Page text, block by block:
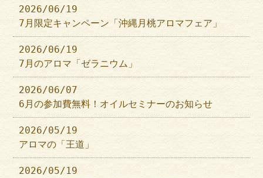
2026/06/19
7月限定キャンペーン「沖縄月桃アロマフェア」
2026/06/19
7月のアロマ「ゼラニウム」
2026/06/07
6月の参加費無料！オイルセミナーのお知らせ
2026/05/19
アロマの「王道」
2026/05/19